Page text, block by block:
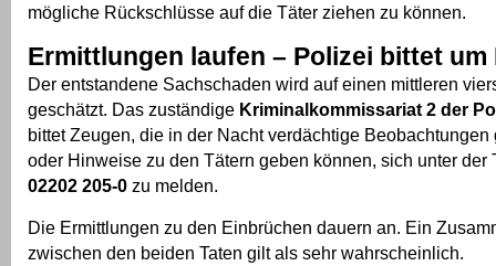
mögliche Rückschlüsse auf die Täter ziehen zu können.
Ermittlungen laufen – Polizei bittet um
Der entstandene Sachschaden wird auf einen mittleren
geschätzt. Das zuständige Kriminalkommissariat 2 der
bittet Zeugen, die in der Nacht verdächtige Beobachtungen
oder Hinweise zu den Tätern geben können, sich unter der
02202 205-0 zu melden.
Die Ermittlungen zu den Einbrüchen dauern an. Ein
zwischen den beiden Taten gilt als sehr wahrscheinlich.